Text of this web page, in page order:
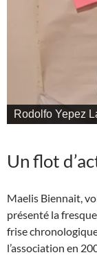
Jean-Michel
Un flot
Maelis Biennait,
présenté la
frise
l’association en